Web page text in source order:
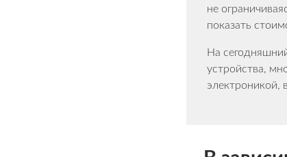
не
показать
На
устройства,
электроникой,